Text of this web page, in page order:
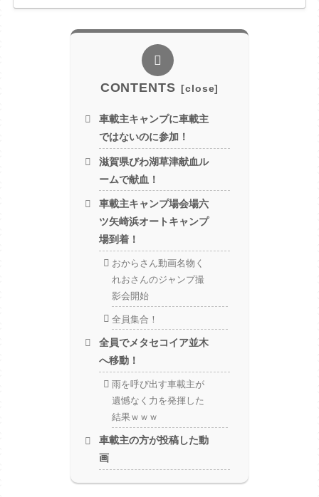
CONTENTS
車載主キャンプに車載主
ではないのに参加！
滋賀県びわ湖草津献血ル
ームで献血！
車載主キャンプ場会場六
ツ矢崎浜オートキャンプ
場到着！
おからさん動画名物く
れおさんのジャンプ撮
影会開始
全員集合！
全員でメタセコイア並木
へ移動！
雨を呼び出す車載主が
遺憾なく力を発揮した
結果ｗｗｗ
車載主の方が投稿した動
画